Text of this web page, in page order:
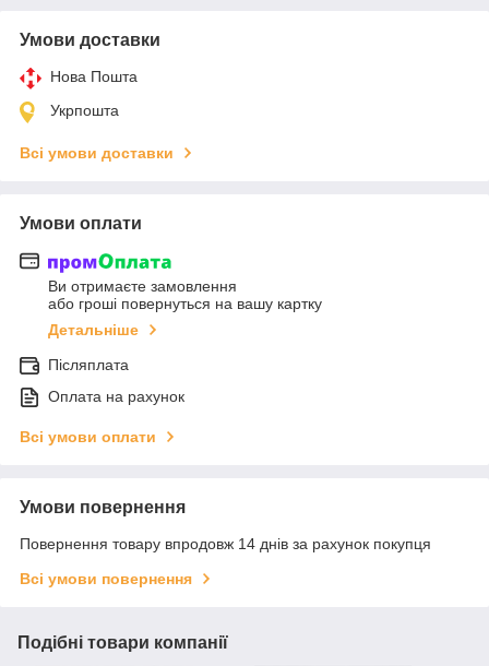
Умови доставки
Нова Пошта
Укрпошта
Всі умови доставки
Умови оплати
Ви отримаєте замовлення
або гроші повернуться на вашу картку
Детальніше
Післяплата
Оплата на рахунок
Всі умови оплати
Умови повернення
Повернення товару впродовж 14 днів за рахунок покупця
Всі умови повернення
Подібні товари компанії